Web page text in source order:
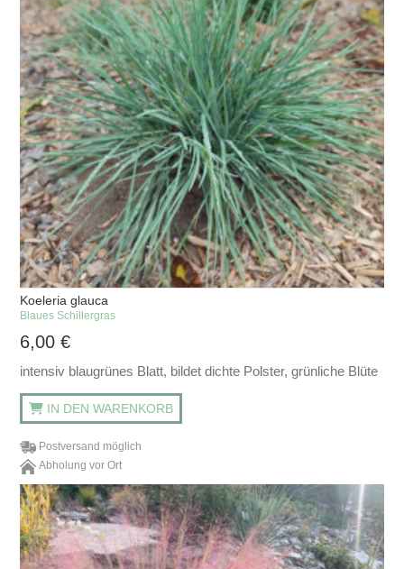
Koeleria glauca
Blaues Schillergras
6,00€
intensiv blaugrünes Blatt, bildet dichte Polster, grünliche Blüte
IN DEN WARENKORB
Postversand möglich
Abholung vor Ort